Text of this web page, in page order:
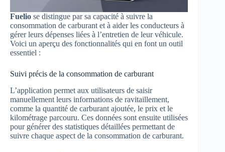
Fuelio se distingue par sa capacité à suivre la
consommation de carburant et à aider les conducteurs à
gérer leurs dépenses liées à l’entretien de leur véhicule.
Voici un aperçu des fonctionnalités qui en font un outil
essentiel :
Suivi précis de la consommation de carburant
L’application permet aux utilisateurs de saisir
manuellement leurs informations de ravitaillement,
comme la quantité de carburant ajoutée, le prix et le
kilométrage parcouru. Ces données sont ensuite utilisées
pour générer des statistiques détaillées permettant de
suivre chaque aspect de la consommation de carburant.